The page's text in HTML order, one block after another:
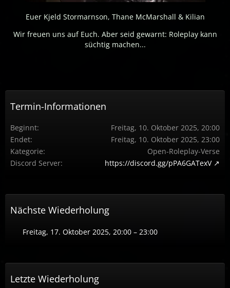
Euer Kjeld Stormarnson, Thane McMarshall & Kilian
Wir freuen uns auf Euch. Aber seid gewarnt: Roleplay kann
süchtig machen...
Termin-Informationen
Beginnt
Freitag, 10. Oktober 2025, 20:00
Endet
Freitag, 10. Oktober 2025, 23:00
Kategorie
Open-Roleplay-Verse
Discord Server
https://discord.gg/pPA6GATexV
Nächste Wiederholung
Freitag, 17. Oktober 2025, 20:00 – 23:00
Letzte Wiederholung